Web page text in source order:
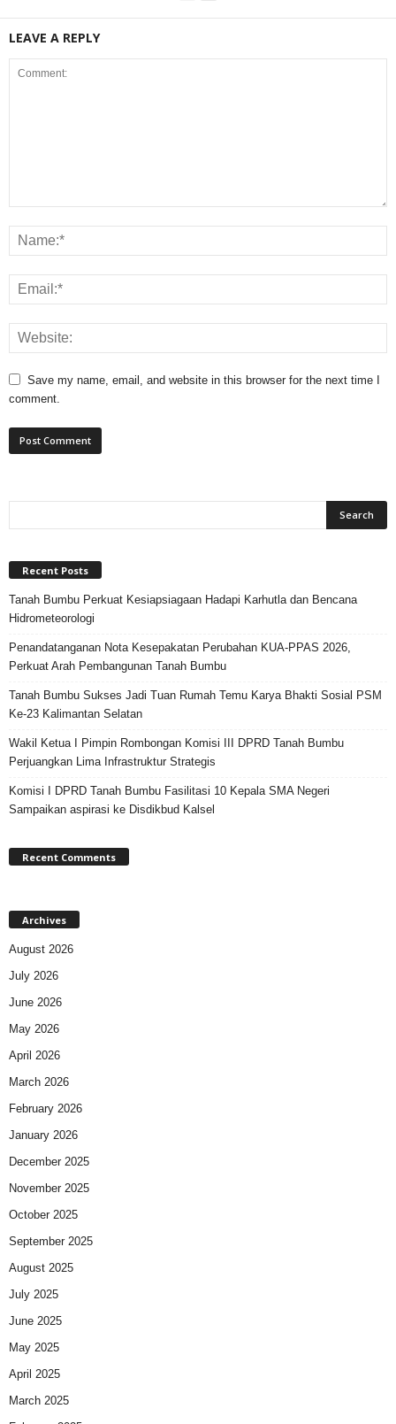
LEAVE A REPLY
Save my name, email, and website in this browser for the next time I
comment.
Recent Posts
Tanah Bumbu Perkuat Kesiapsiagaan Hadapi Karhutla dan Bencana
Hidrometeorologi
Penandatanganan Nota Kesepakatan Perubahan KUA-PPAS 2026,
Perkuat Arah Pembangunan Tanah Bumbu
Tanah Bumbu Sukses Jadi Tuan Rumah Temu Karya Bhakti Sosial PSM
Ke-23 Kalimantan Selatan
Wakil Ketua I Pimpin Rombongan Komisi III DPRD Tanah Bumbu
Perjuangkan Lima Infrastruktur Strategis
Komisi I DPRD Tanah Bumbu Fasilitasi 10 Kepala SMA Negeri
Sampaikan aspirasi ke Disdikbud Kalsel
Recent Comments
Archives
August 2026
July 2026
June 2026
May 2026
April 2026
March 2026
February 2026
January 2026
December 2025
November 2025
October 2025
September 2025
August 2025
July 2025
June 2025
May 2025
April 2025
March 2025